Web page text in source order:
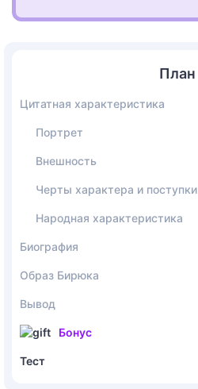
План
Цитатная характеристика
Портрет
Внешность
Черты характера и поступки
Народная характеристика
Биография
Образ Бирюка
Вывод
Бонус
Тест